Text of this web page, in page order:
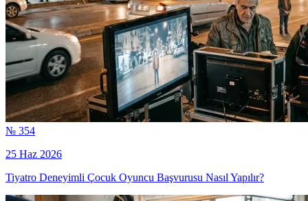
№ 354
25 Haz 2026
Tiyatro Deneyimli Çocuk Oyuncu Başvurusu Nasıl Yapılır?